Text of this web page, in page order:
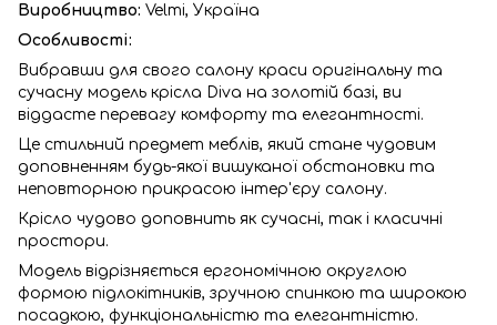
Виробництво: Velmi, Україна
Особливості:
Вибравши для свого салону краси оригінальну та
сучасну модель крісла Diva на золотій базі, ви
віддасте перевагу комфорту та елегантності.
Це стильний предмет меблів, який стане чудовим
доповненням будь-якої вишуканої обстановки та
неповторною прикрасою інтер'єру салону.
Крісло чудово доповнить як сучасні, так і класичні
простори.
Модель відрізняється ергономічною округлою
формою підлокітників, зручною спинкою та широкою
посадкою, функціональністю та елегантністю.